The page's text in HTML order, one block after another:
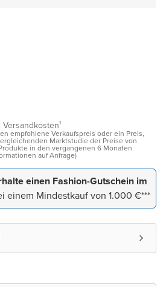
Versandkosten¹
empfohlene Verkaufspreis oder ein Preis,
Marktstudie der Preise von
in den vergangenen 6 Monaten
auf Anfrage)
einen Fashion-Gutschein im
einem Mindestkauf von 1.000 €***